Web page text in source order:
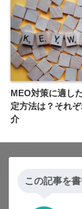
MEO対策に適し
定方法は？それ
介
この記事を